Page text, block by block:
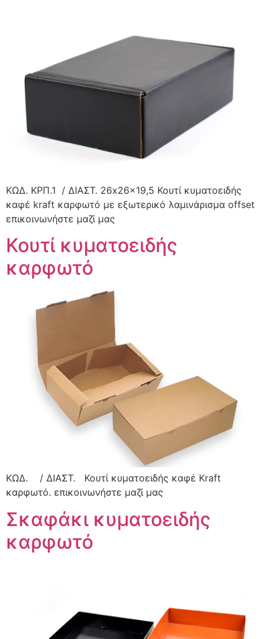
ΚΩΔ. KΡΠ.1 / ΔΙΑΣΤ. 26x26x19,5 Κουτί κυματοειδής
καφέ kraft καρφωτό με εξωτερικό λαμινάρισμα offset
επικοινωνήστε μαζί μας
Κουτί κυματοειδής
καρφωτό
ΚΩΔ. / ΔΙΑΣΤ. Κουτί κυματοειδής καφέ Kraft
καρφωτό. επικοινωνήστε μαζί μας
Σκαφάκι κυματοειδής
καρφωτό